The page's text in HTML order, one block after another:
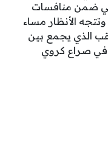
ضمن منافسات
الأنظار مساء
الذي يجمع بين
في صراع كروي